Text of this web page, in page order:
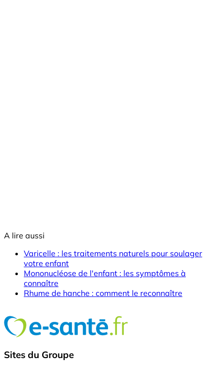
A lire aussi
Varicelle : les traitements naturels pour soulager
votre enfant
Mononucléose de l'enfant : les symptômes à
connaître
Rhume de hanche : comment le reconnaître
Sites du Groupe